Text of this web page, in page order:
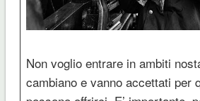
Non voglio entrare in ambiti
cambiano e vanno accettati per